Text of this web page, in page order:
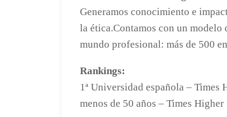
Generamos conocimiento e
la ética.Contamos con un
mundo profesional: más de 500
Rankings:
1ª Universidad española –
menos de 50 años – Times